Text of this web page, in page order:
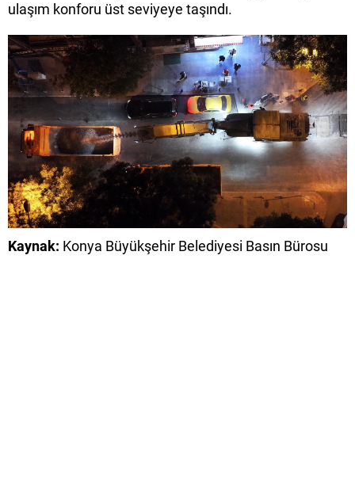
ulaşım konforu üst seviyeye taşındı.
Kaynak: Konya Büyükşehir Belediyesi Basın Bürosu